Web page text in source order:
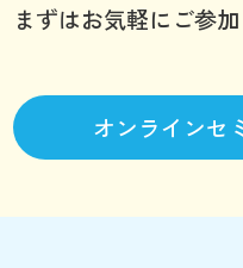
まずはお気軽にご参加
オンラインセ